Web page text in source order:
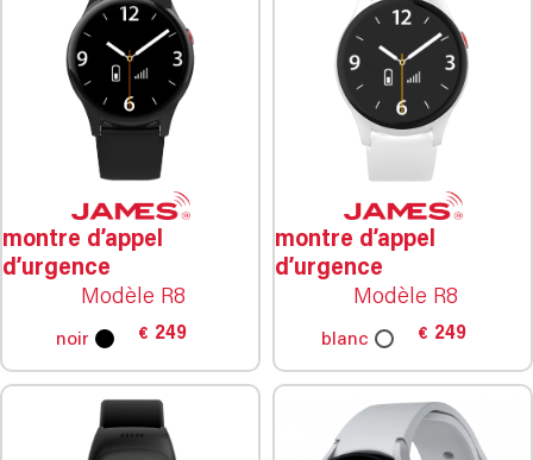
montre d’appel
d’urgence
Modèle R8
noir € 249
montre d’appel
d’urgence
Modèle R8
blanc € 249